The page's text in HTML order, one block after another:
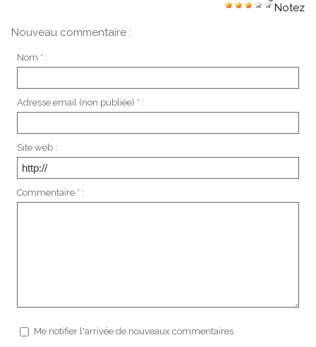
Notez
Nouveau commentaire :
Nom * :
Adresse email (non publiée) * :
Site web :
Commentaire * :
Me notifier l'arrivée de nouveaux commentaires